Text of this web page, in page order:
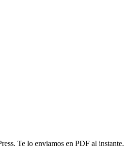
Te lo enviamos en PDF al instante.